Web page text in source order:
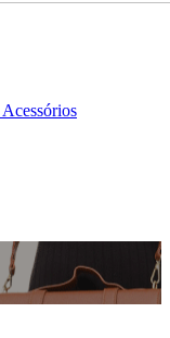
Acessórios